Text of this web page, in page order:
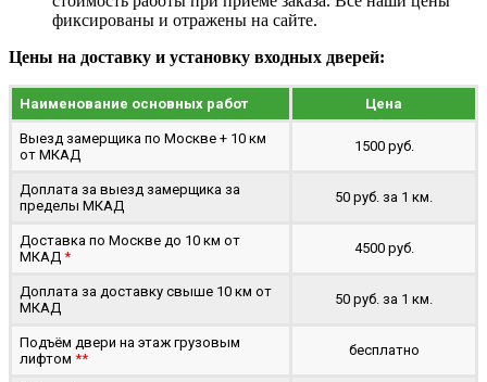
фиксированы и отражены на сайте.
Цены на доставку и установку входных дверей:
Наименование основных работ Цена
Выезд замерщика по Москве + 10 км
от МКАД
1500 руб.
Доплата за выезд замерщика за
пределы МКАД
50 руб. за 1 км.
Доставка по Москве до 10 км от
МКАД *
4500 руб.
Доплата за доставку свыше 10 км от
МКАД
50 руб. за 1 км.
Подъём двери на этаж грузовым
лифтом **
бесплатно